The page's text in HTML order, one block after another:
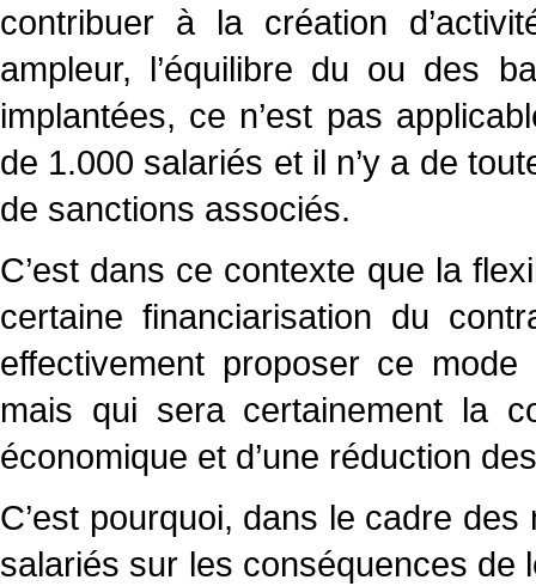
contribuer à la création
ampleur, l’équilibre du ou des
implantées, ce n’est pas
de 1.000 salariés et il n’y a de
de sanctions associés.
C’est dans ce contexte que la
certaine financiarisation du
effectivement proposer ce
mais qui sera certainement la
économique et d’une réduction
C’est pourquoi, dans le cadre des
salariés sur les conséquences de